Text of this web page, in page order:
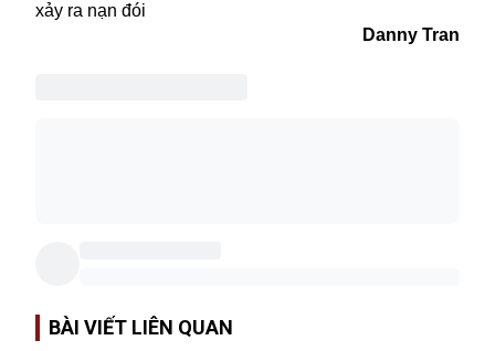
xảy ra nạn đói
Danny Tran
BÀI VIẾT LIÊN QUAN